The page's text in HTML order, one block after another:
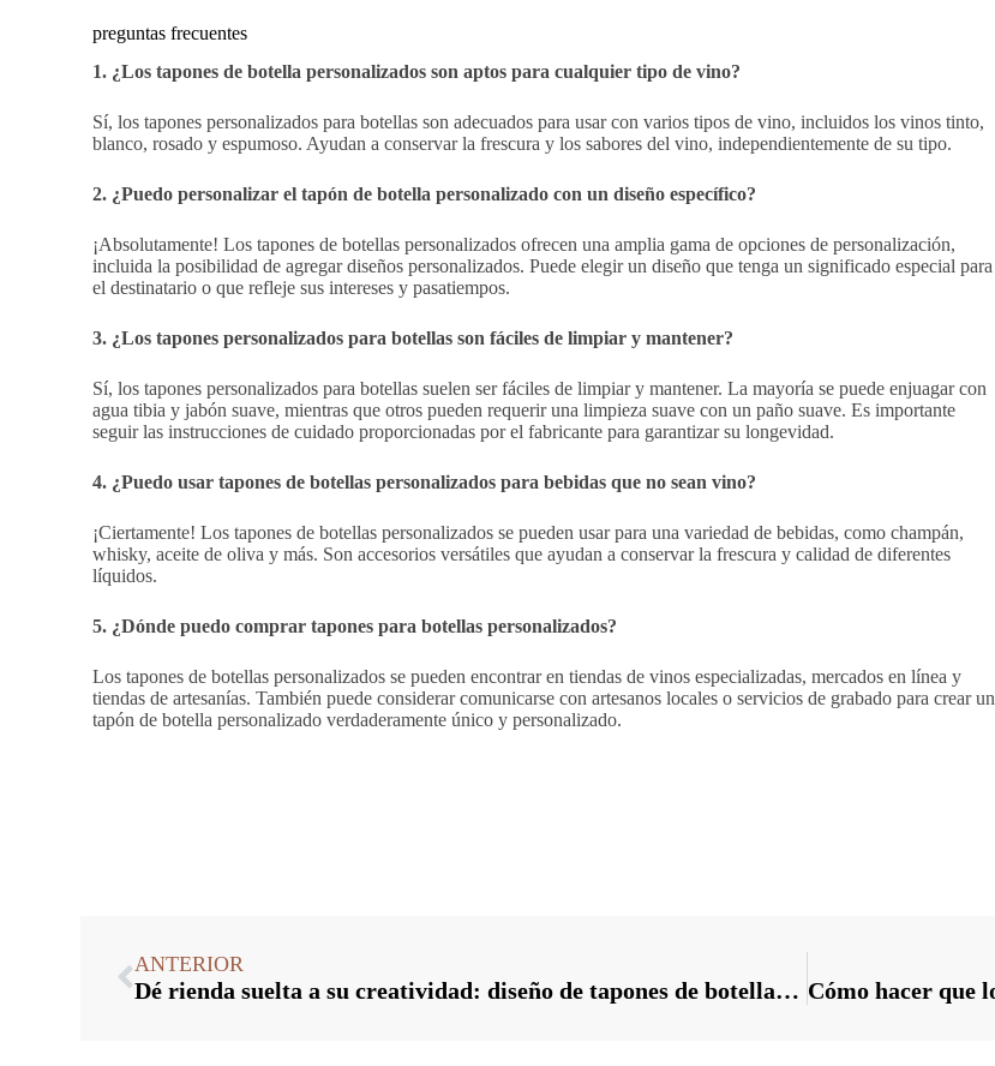
preguntas frecuentes
1. ¿Los tapones de botella personalizados son aptos para cualquier tipo de vino?
Sí, los tapones personalizados para botellas son adecuados para usar con varios tipos de vino, incluidos los vinos tinto,
blanco, rosado y espumoso. Ayudan a conservar la frescura y los sabores del vino, independientemente de su tipo.
2. ¿Puedo personalizar el tapón de botella personalizado con un diseño específico?
¡Absolutamente! Los tapones de botellas personalizados ofrecen una amplia gama de opciones de personalización,
incluida la posibilidad de agregar diseños personalizados. Puede elegir un diseño que tenga un significado especial para
el destinatario o que refleje sus intereses y pasatiempos.
3. ¿Los tapones personalizados para botellas son fáciles de limpiar y mantener?
Sí, los tapones personalizados para botellas suelen ser fáciles de limpiar y mantener. La mayoría se puede enjuagar con
agua tibia y jabón suave, mientras que otros pueden requerir una limpieza suave con un paño suave. Es importante
seguir las instrucciones de cuidado proporcionadas por el fabricante para garantizar su longevidad.
4. ¿Puedo usar tapones de botellas personalizados para bebidas que no sean vino?
¡Ciertamente! Los tapones de botellas personalizados se pueden usar para una variedad de bebidas, como champán,
whisky, aceite de oliva y más. Son accesorios versátiles que ayudan a conservar la frescura y calidad de diferentes
líquidos.
5. ¿Dónde puedo comprar tapones para botellas personalizados?
Los tapones de botellas personalizados se pueden encontrar en tiendas de vinos especializadas, mercados en línea y
tiendas de artesanías. También puede considerar comunicarse con artesanos locales o servicios de grabado para crear un
tapón de botella personalizado verdaderamente único y personalizado.
ANTERIOR
Dé rienda suelta a su creatividad: diseño de tapones de botellas personalizados para cada ocasión